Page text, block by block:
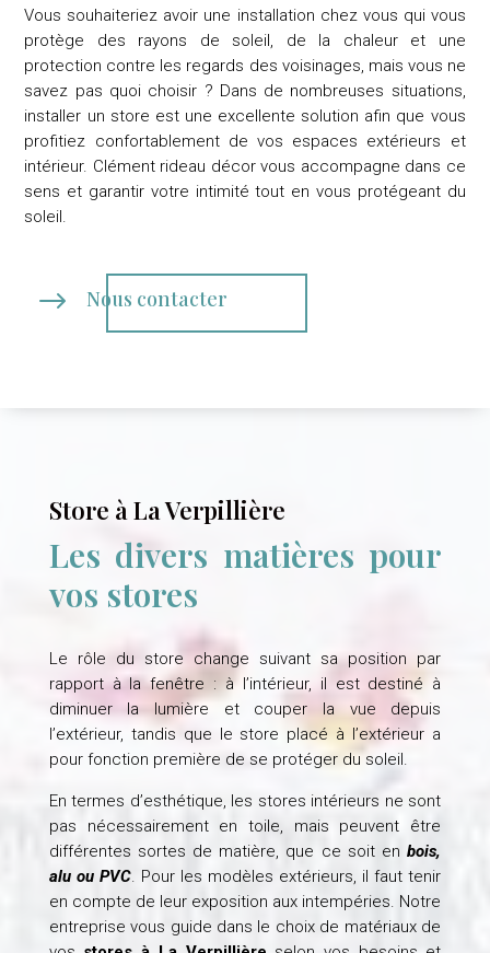
Vous souhaiteriez avoir une installation chez vous qui vous
protège des rayons de soleil, de la chaleur et une
protection contre les regards des voisinages, mais vous ne
savez pas quoi choisir ? Dans de nombreuses situations,
installer un store est une excellente solution afin que vous
profitiez confortablement de vos espaces extérieurs et
intérieur. Clément rideau décorvous accompagne dans ce
sens et garantir votre intimité tout en vous protégeant du
soleil.
$ Nous contacter
Store à La Verpillière
Les divers matières pour
vos stores
Le rôle du store change suivant sa position par
rapport à la fenêtre : à l’intérieur, il est destiné à
diminuer la lumière et couper la vue depuis
l’extérieur, tandis que le store placé à l’extérieur a
pour fonction première de se protéger du soleil.
En termes d’esthétique, les stores intérieurs ne sont
pas nécessairement en toile, mais peuvent être
différentes sortes de matière, que ce soit enbois,
alu ou PVC. Pour les modèles extérieurs, il faut tenir
en compte de leur exposition aux intempéries. Notre
entreprise vous guide dans le choix de matériaux de